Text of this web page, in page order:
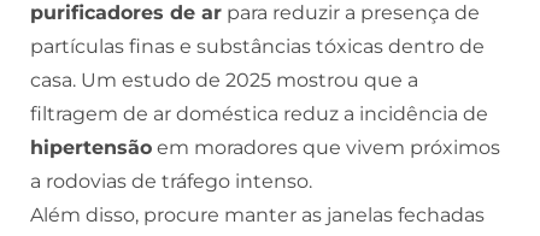
purificadores de ar para reduzir a presença de
partículas finas e substâncias tóxicas dentro de
casa. Um estudo de 2025 mostrou que a
filtragem de ar doméstica reduz a incidência de
hipertensão em moradores que vivem próximos
a rodovias de tráfego intenso.
Além disso, procure manter as janelas fechadas